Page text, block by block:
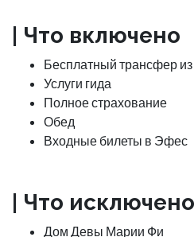
| Что включено
Бесплатный трансфер из
Услуги гида
Полное страхование
Обед
Входные билеты в Эфес
| Что исключено
Дом Девы Марии Фи